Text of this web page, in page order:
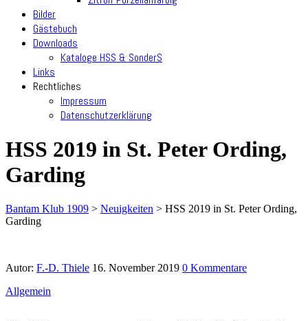
Bilder
Gästebuch
Downloads
Kataloge HSS & SonderS
Links
Rechtliches
Impressum
Datenschutzerklärung
HSS 2019 in St. Peter Ording,
Garding
Bantam Klub 1909 > Neuigkeiten > HSS 2019 in St. Peter Ording,
Garding
Autor: F.-D. Thiele 16. November 2019 0 Kommentare
Allgemein